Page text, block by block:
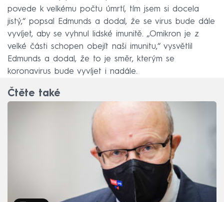
povede k velkému počtu úmrtí, tím jsem si docela
jistý,“ popsal Edmunds a dodal, že se virus bude dále
vyvíjet, aby se vyhnul lidské imunitě. „Omikron je z
velké části schopen obejít naši imunitu,“ vysvětlil
Edmunds a dodal, že to je směr, kterým se
koronavirus bude vyvíjet i nadále.
Čtěte také